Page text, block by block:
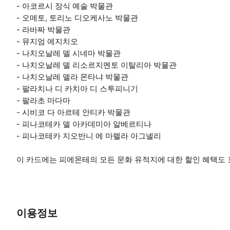
- 아코르시 장식 예술 박물관
- 오메토, 토리노 디오케사노 박물관
- 라바짜 박물관
- 뮤지엄 에지치오
- 나치오날레 델 시네마 박물관
- 나치오날레 델 리소르지멘토 이탈리아 박물관
- 나치오날레 델라 몬타냐 박물관
- 팔라치나 디 카치아 디 스투피니기
- 팔라초 마다마
- 시비코 다 아르테 안티카 박물관
- 피나코테카 델 아카데미아 알베르티나
- 피나코테카 지오반니 에 마렐라 아그넬리
이 카드에는 피에몬테의 모든 문화 유적지에 대한 할인 혜택도
이용정보